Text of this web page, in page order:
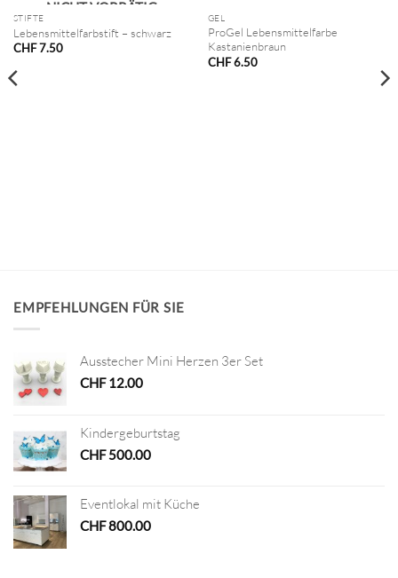
NICHT VORRÄTIG
STIFTE
Lebensmittelfarbstift – schwarz
CHF7.50
GEL
ProGel Lebensmittelfarbe
Kastanienbraun
CHF6.50
EMPFEHLUNGEN FÜR SIE
Ausstecher Mini Herzen 3er Set
CHF12.00
Kindergeburtstag
CHF500.00
Eventlokal mit Küche
CHF800.00